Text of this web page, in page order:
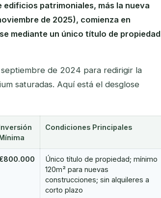
patrimoniales, más la nueva
de 2025), comienza en
mediante un único título de propiedad
de 2024 para redirigir la
saturadas. Aquí está el desglose
Condiciones Principales
Único título de propiedad; mínimo
120m² para nuevas
construcciones; sin alquileres a
corto plazo